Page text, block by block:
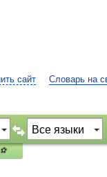
сайт Словарь на